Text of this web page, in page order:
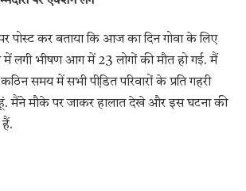
पोस्ट कर बताया कि आज का दिन गोवा के लिए
में लगी भीषण आग में 23 लोगों की मौत हो गई. मैं
समय में सभी पीडि़त परिवारों के प्रति गहरी
मैंने मौके पर जाकर हालात देखे और इस घटना की